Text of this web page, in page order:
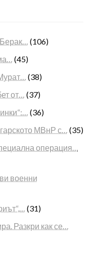
Берак… (106)
(45)
(38)
от… (37)
(36)
МВнР с… (35)
операция…
военни
(31)
Разкри как се…